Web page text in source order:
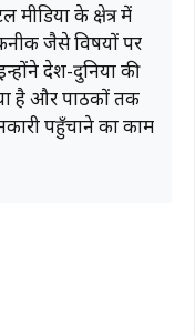
मीडिया के क्षेत्र में
जैसे विषयों पर
देश-दुनिया की
है और पाठकों तक
पहुँचाने का काम